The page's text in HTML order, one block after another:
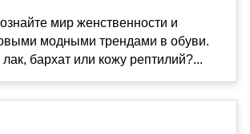
мир женственности и
модными трендами в обуви.
бархат или кожу рептилий?...